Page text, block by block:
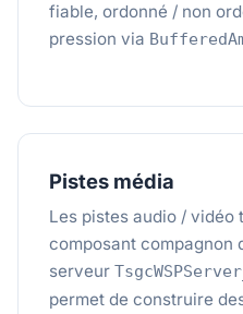
fiable, ordonné / non
pression via
Pistes média
Les pistes audio / vidéo
composant compagnon
serveur
permet de construire